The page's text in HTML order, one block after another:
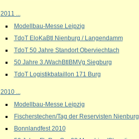
2011 ...
Modellbau-Messe Leipzig
TdoT EloKaBtl Nienburg / Langendamm
TdoT 50 Jahre Standort Oberviechtach
50 Jahre 3./WachBtlBMVg Siegburg
TdoT Logistikbataillon 171 Burg
2010 ...
Modellbau-Messe Leipzig
Fischerstechen/Tag der Reservisten Nienburg
Bonnlandfest 2010